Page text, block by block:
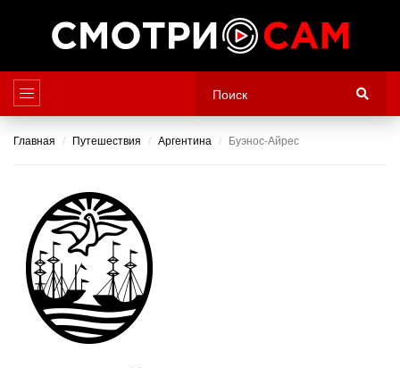
Главная Путешествия Аргентина Буэнос-Айрес